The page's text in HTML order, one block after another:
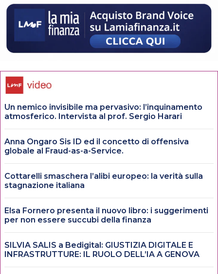
Un nemico invisibile ma pervasivo: l’inquinamento
atmosferico. Intervista al prof. Sergio Harari
Anna Ongaro Sis ID ed il concetto di offensiva
globale al Fraud-as-a-Service.
Cottarelli smaschera l’alibi europeo: la verità sulla
stagnazione italiana
Elsa Fornero presenta il nuovo libro: i suggerimenti
per non essere succubi della finanza
SILVIA SALIS a Bedigital: GIUSTIZIA DIGITALE E
INFRASTRUTTURE: IL RUOLO DELL’IA A GENOVA